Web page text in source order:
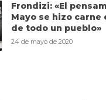
Frondizi: «El
Mayo se hizo carne
de todo un pueblo»
24 de mayo de 2020